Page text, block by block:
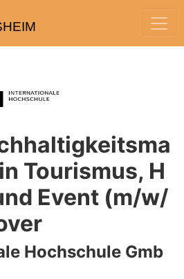
Tourismus, H
Event (m/w/
Hochschule Gmb